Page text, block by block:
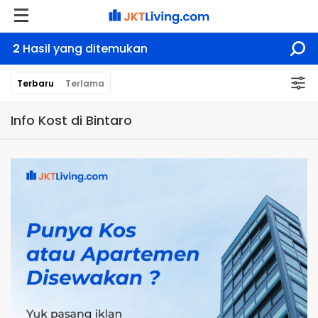
2 Hasil yang ditemukan
Terbaru Terlama
Info Kost di Bintaro